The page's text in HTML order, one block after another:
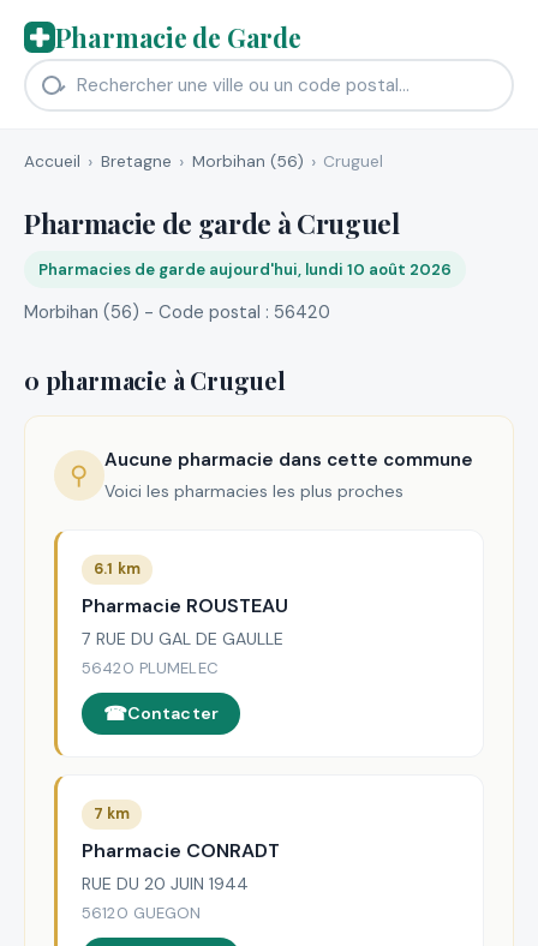
Pharmacie de Garde
Accueil Bretagne Morbihan (56) Cruguel
Pharmacie de garde à Cruguel
Pharmacies de garde aujourd'hui, lundi 10 août 2026
Morbihan (56) - Code postal : 56420
0 pharmacie à Cruguel
⚲ Aucune pharmacie dans cette commune
Voici les pharmacies les plus proches
6.1 km
Pharmacie ROUSTEAU
7 RUE DU GAL DE GAULLE
56420 PLUMELEC
Contacter
7 km
Pharmacie CONRADT
RUE DU 20 JUIN 1944
56120 GUEGON